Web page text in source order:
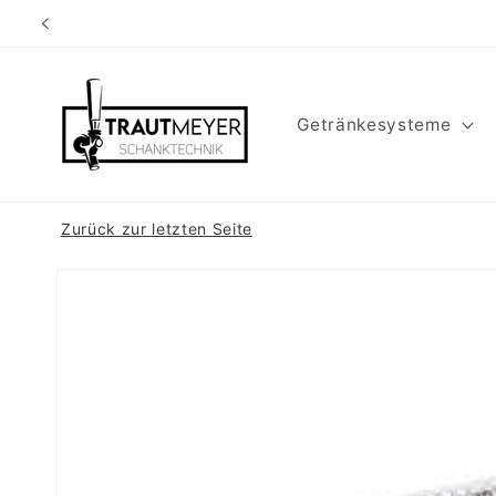
zum
Getränkesysteme
Zurück zur letzten Seite